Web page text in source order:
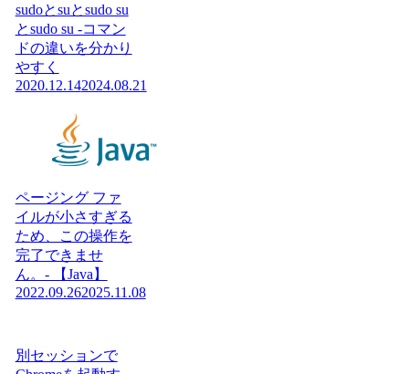
sudoとsuとsudo su
とsudo su -コマン
ドの違いを分かり
やすく
2020.12.142024.08.21
ページング ファ
イルが小さすぎる
ため、この操作を
完了できませ
ん。- 【Java】
2022.09.262025.11.08
別セッションで